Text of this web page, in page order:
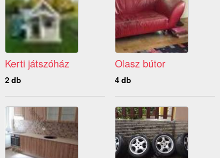
Kerti játszóház
2 db
Olasz bútor
4 db